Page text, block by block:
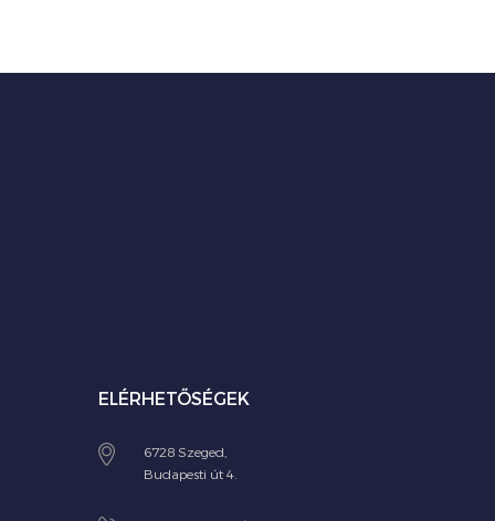
ELÉRHETŐSÉGEK
6728 Szeged,
Budapesti út 4.